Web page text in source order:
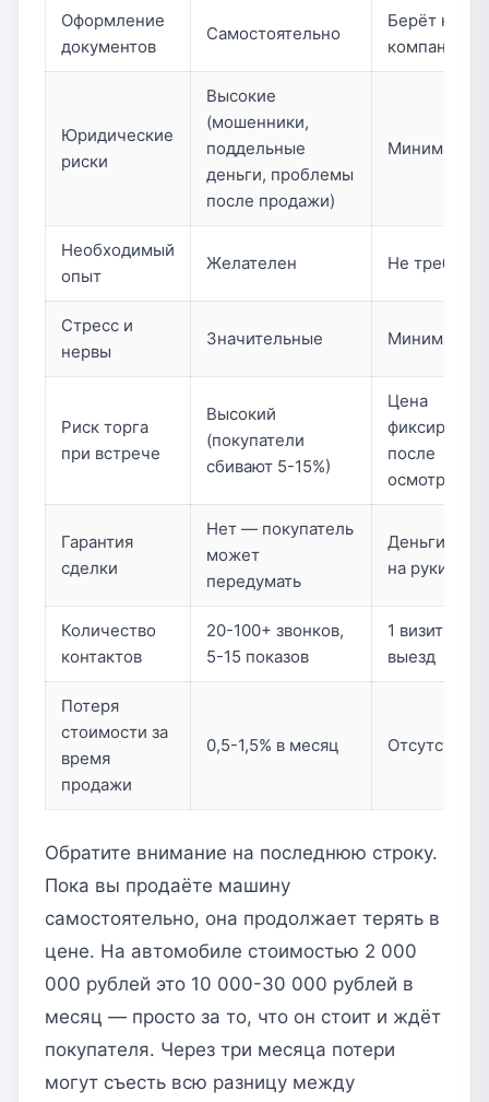
Оформление
документов
Самостоятельно
Берёт на
компания
Юридические
риски
Высокие
(мошенники,
поддельные
деньги, проблемы
после продажи)
Необходимый
опыт
Желателен Не
Стресс и
нервы
Значительные
Риск торга
при встрече
Высокий
(покупатели
сбивают 5-15%)
Цена
фиксируется
после
осмотра
Гарантия
сделки
Нет — покупатель
может
передумать
Деньги
на руки
Количество
контактов
20-100+ звонков,
5-15 показов
1 визит или
выезд
Потеря
стоимости за
время
продажи
0,5-1,5% в месяц Отсутствует
Обратите внимание на последнюю строку.
Пока вы продаёте машину
самостоятельно, она продолжает терять в
цене. На автомобиле стоимостью 2 000
000 рублей это 10 000-30 000 рублей в
месяц — просто за то, что он стоит и ждёт
покупателя. Через три месяца потери
могут съесть всю разницу между